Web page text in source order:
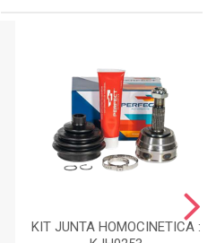
KIT JUNTA HOMOCINETICA :